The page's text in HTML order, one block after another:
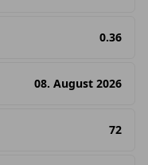
0.36
08. August 2026
72